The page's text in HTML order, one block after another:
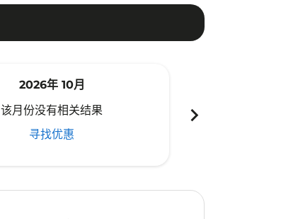
2026年 10月
该月份没有相关结果
寻找优惠
chevron_right